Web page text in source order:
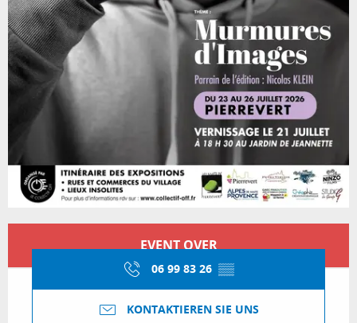
Öffnungszeiten & Kontaktdaten
EVENT OVER
06 99 83 26 ▒▒
KONTAKTIEREN SIE UNS